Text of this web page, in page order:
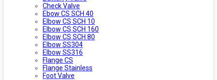
Check Valve
Ebow CS SCH 40
Elbow CS SCH 10
Elbow CS SCH 160
Elbow CS SCH 80
Elbow SS304
Elbow SS316
Flange CS
Flange Stainless
Foot Valve